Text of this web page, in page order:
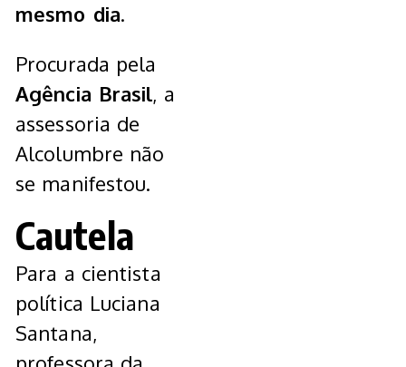
mesmo dia.
Procurada pela
Agência Brasil, a
assessoria de
Alcolumbre não
se manifestou.
Cautela
Para a cientista
política Luciana
Santana,